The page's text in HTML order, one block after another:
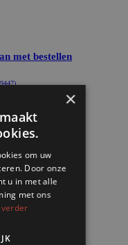
met bestellen
16:30 - ATTENTION !!!
×
om uw
Door onze
u in met alle
met ons
verder